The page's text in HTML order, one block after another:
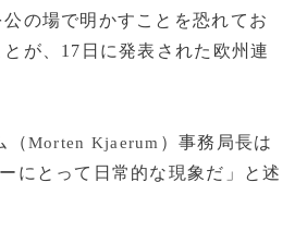
の場で明かすことを恐れてお
が、17日に発表された欧州連
（Morten Kjaerum ）事務局長は
にとって日常的な現象だ」と述